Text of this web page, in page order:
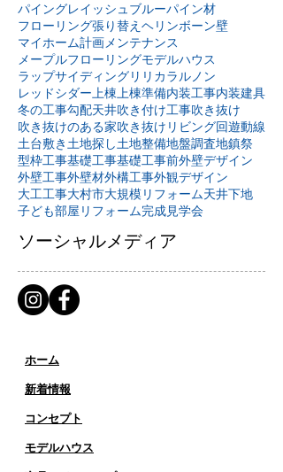
パイングレイッシュブルーパイン材
フローリング張り替え ヘリンボーン壁
マイホーム計画 メンテナンス
メープルフローリングモデルハウス
ラップサイディングリリカラ ルノン
レッドシダー 上棟 上棟準備内装工事内装建具
冬の工事勾配天井吹き付け工事吹き抜け
吹き抜けのある家吹き抜けリビング回遊動線
土台敷き 土地探し土地整備地盤調査地鎮祭
型枠工事基礎工事基礎工事前外壁デザイン
外壁工事外壁材外構工事外観デザイン
大工工事大村市大規模リフォーム天井下地
子ども部屋リフォーム完成見学会
ソーシャルメディア
ホーム
新着情報
コンセプト
​​モデルハウス